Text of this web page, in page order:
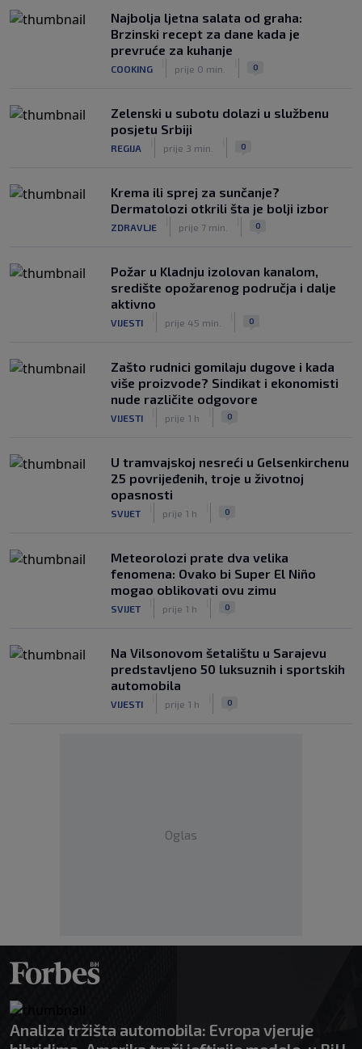
NOGOMET
| | 0
Izvinjenje s elementima prijetnje i
„gomila slabića“ u UEFA-i
Najbolja ljetna salata od graha:
Brzinski recept za dane kada je
prevruće za kuhanje
COOKING prije 0 min. 0
Zelenski u subotu dolazi u službenu
posjetu Srbiji
REGIJA prije 3 min. 0
Krema ili sprej za sunčanje?
Dermatolozi otkrili šta je bolji izbor
ZDRAVLJE prije 7 min. 0
Požar u Kladnju izolovan kanalom,
središte opožarenog područja i dalje
aktivno
VIJESTI prije 45 min. 0
Zašto rudnici gomilaju dugove i kada
više proizvode? Sindikat i ekonomisti
nude različite odgovore
VIJESTI prije 1 h 0
U tramvajskoj nesreći u Gelsenkirchenu
25 povrijeđenih, troje u životnoj
opasnosti
SVIJET prije 1 h 0
Meteorolozi prate dva velika
fenomena: Ovako bi Super El Niño
mogao oblikovati ovu zimu
SVIJET prije 1 h 0
Na Vilsonovom šetalištu u Sarajevu
predstavljeno 50 luksuznih i sportskih
automobila
VIJESTI prije 1 h 0
Oglas
Analiza tržišta automobila: Evropa vjeruje